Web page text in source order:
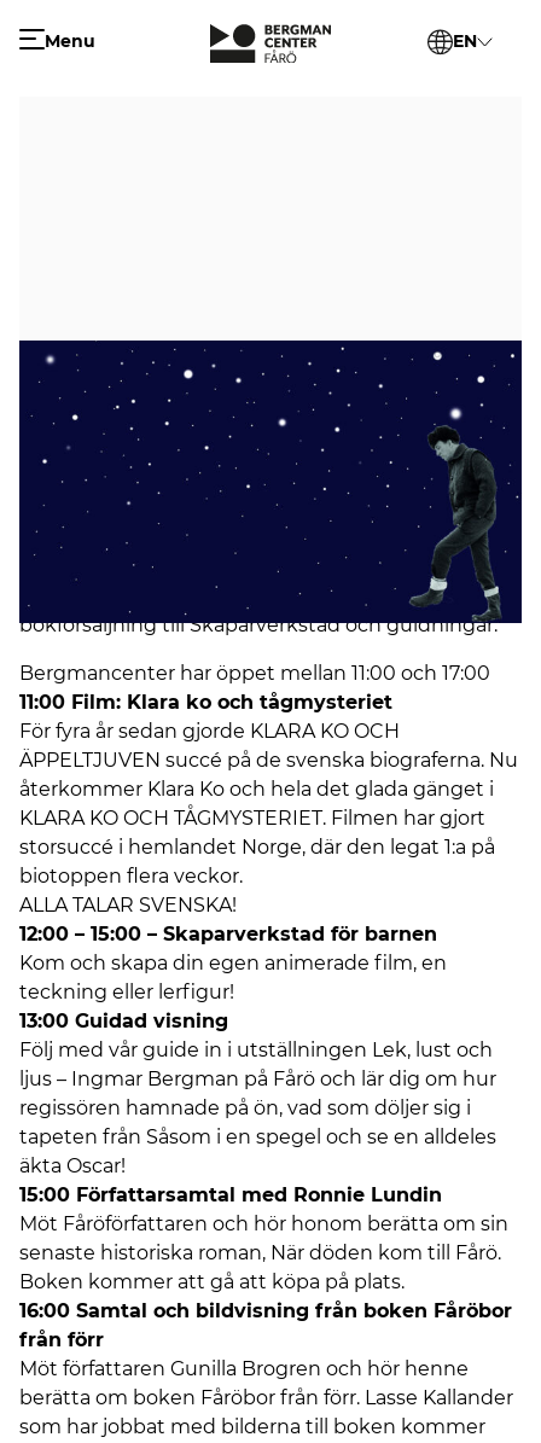
Menu EN
2024.03.08
FÅRÖNATTA PÅ
BERGMANCENTER
Under Fårönatta, 16/9, kommer Bergmancenter
förhandsvisa Billie Augusts senaste film, Kyssen,
som har gjort succé i Danmark. Men dagen
kommer att fyllas med allt från författarsamtal och
bokförsäljning till Skaparverkstad och guidningar.
Bergmancenter har öppet mellan 11:00 och 17:00
11:00 Film: Klara ko och tågmysteriet
För fyra år sedan gjorde KLARA KO OCH
ÄPPELTJUVEN succé på de svenska biograferna. Nu
återkommer Klara Ko och hela det glada gänget i
KLARA KO OCH TÅGMYSTERIET. Filmen har gjort
storsuccé i hemlandet Norge, där den legat 1:a på
biotoppen flera veckor.
ALLA TALAR SVENSKA!
12:00 – 15:00 – Skaparverkstad för barnen
Kom och skapa din egen animerade film, en
teckning eller lerfigur!
13:00 Guidad visning
Följ med vår guide in i utställningen Lek, lust och
ljus – Ingmar Bergman på Fårö och lär dig om hur
regissören hamnade på ön, vad som döljer sig i
tapeten från Såsom i en spegel och se en alldeles
äkta Oscar!
15:00 Författarsamtal med Ronnie Lundin
Möt Fåröförfattaren och hör honom berätta om sin
senaste historiska roman, När döden kom till Fårö.
Boken kommer att gå att köpa på plats.
16:00 Samtal och bildvisning från boken Fåröbor
från förr
Möt författaren Gunilla Brogren och hör henne
berätta om boken Fåröbor från förr. Lasse Kallander
som har jobbat med bilderna till boken kommer